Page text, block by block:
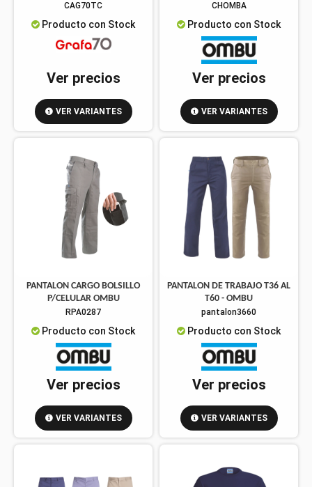
CAG70TC
Producto con Stock
Ver precios
VER VARIANTES
CHOMBA
Producto con Stock
Ver precios
VER VARIANTES
PANTALON CARGO BOLSILLO
P/CELULAR OMBU
RPA0287
Producto con Stock
Ver precios
VER VARIANTES
PANTALON DE TRABAJO T36 AL
T60 - OMBU
pantalon3660
Producto con Stock
Ver precios
VER VARIANTES